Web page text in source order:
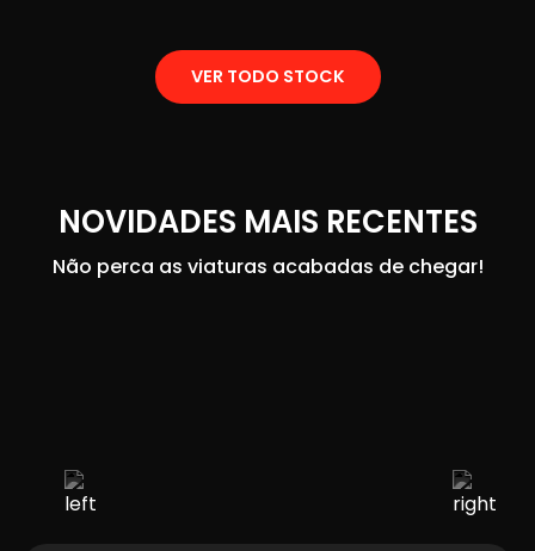
VER TODO STOCK
NOVIDADES MAIS RECENTES
Não perca as viaturas acabadas de chegar!